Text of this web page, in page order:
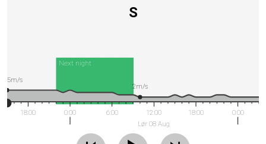
S
Next night
18:00 0:00 6:00
12:00
Lør 08 Aug
18:00 0:00
5m/s
2m/s